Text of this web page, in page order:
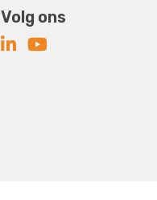
Volg ons